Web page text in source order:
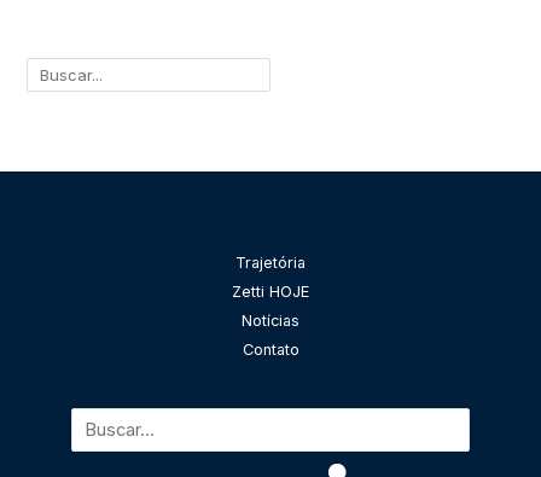
Trajetória
Zetti HOJE
Notícias
Contato
Pesquisar